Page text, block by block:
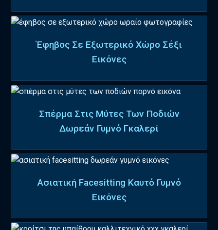
Έφηβος Σε Εξωτερικό Χώρο Σέξι
Εικόνες
Σπέρμα Στις Μύτες Των Ποδιών
Δωρεάν Γυμνό Γκαλερί
Ασιατική Facesitting Καυτό Γυμνό
Εικόνες